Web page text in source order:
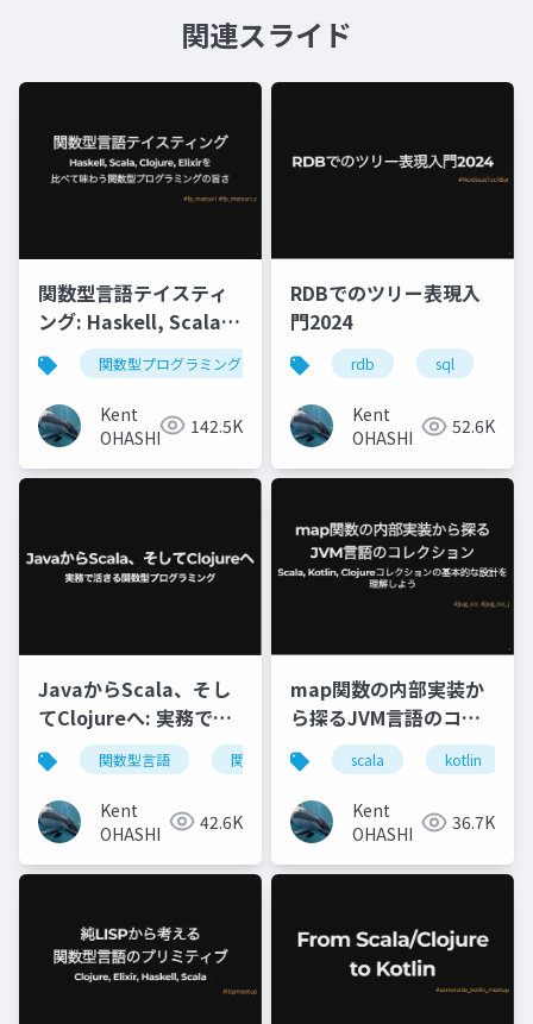
関連スライド
関数型言語テイスティ
ング: Haskell, Scala,
Clojure, Elixirを比べ
て味わう関数型プログ
ラミングの旨さ
関数型プログラミング haskell scala
Kent
OHASHI
142.5K
RDBでのツリー表現入
門2024
rdb sql
Kent
OHASHI
52.6K
JavaからScala、そし
てClojureへ: 実務で活
きる関数型プログラミ
ング
関数型言語 関数型プログラミング java
Kent
OHASHI
42.6K
map関数の内部実装か
ら探るJVM言語のコレ
クション: Scala,
Kotlin, Clojureコレク
ションの基本的な設計
を理解しよう
scala kotlin
Kent
OHASHI
36.7K